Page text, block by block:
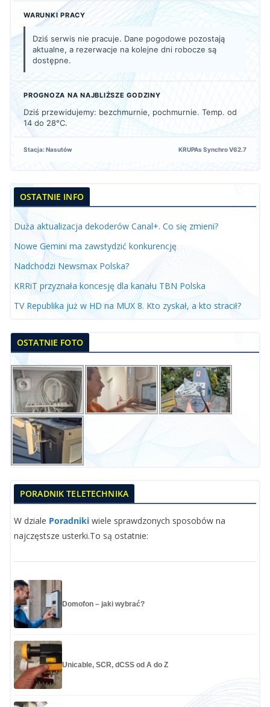
WARUNKI PRACY
Dziś serwis nie pracuje. Dane pogodowe pozostają
aktualne, a rezerwacje na kolejne dni robocze są
dostępne.
PROGNOZA NA NAJBLIŻSZE GODZINY
Dziś przewidujemy: bezchmurnie, pochmurnie. Temp. od
14 do 28°C.
Stacja: Nasutów KRUPAs Synchro V62.7
OSTATNIE INFO
Duża aktualizacja dekoderów Canal+. Co się zmieni?
Nowe Gemini ma zawstydzić konkurencję
Nadchodzi Newsmax Polska?
KRRiT przyznała koncesję dla kanału TBN Polska
TV Republika już w HD na MUX 8. Kto zyskał, a kto stracił?
OSTATNIE FOTO
PORADNIK TELETECHNIKA
W dziale Poradniki wiele sprawdzonych sposobów na
najczęstsze usterki.To są ostatnie:
Domofon – jaki wybrać?
Unicable, SCR, dCSS od A do Z